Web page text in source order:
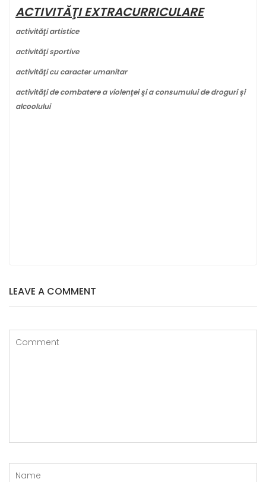
ACTIVITĂŢI EXTRACURRICULARE
activităţi artistice
activităţi sportive
activităţi cu caracter umanitar
activităţi de combatere a violenţei şi a consumului de droguri şi
alcoolului
LEAVE A COMMENT